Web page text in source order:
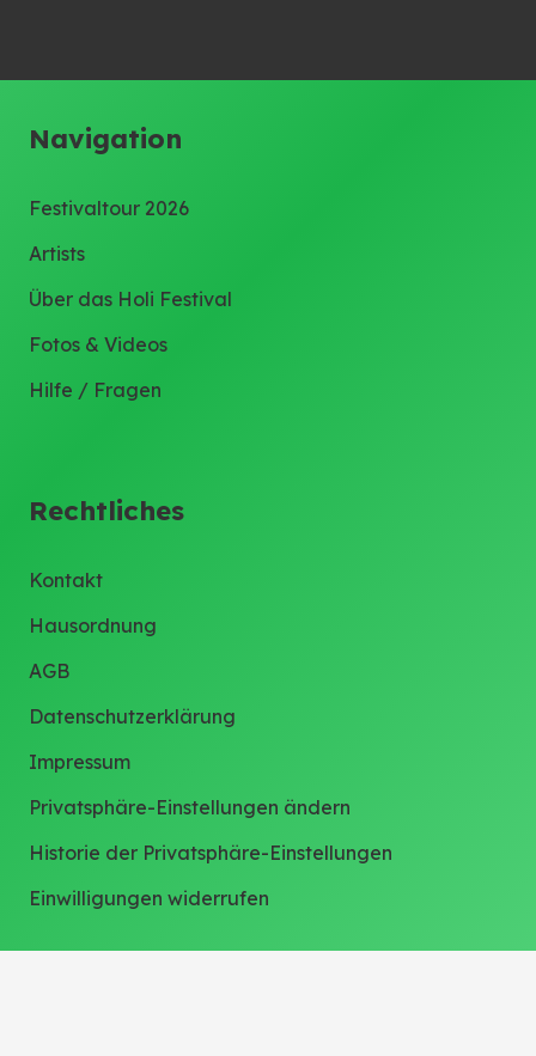
Navigation
Festivaltour 2026
Artists
Über das Holi Festival
Fotos & Videos
Hilfe / Fragen
Rechtliches
Kontakt
Hausordnung
AGB
Datenschutzerklärung
Impressum
Privatsphäre-Einstellungen ändern
Historie der Privatsphäre-Einstellungen
Einwilligungen widerrufen